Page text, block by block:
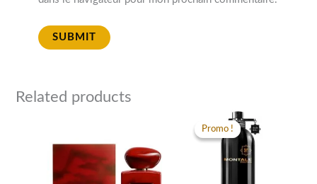
Related products
Promo !
Promo !
Original
price
was: